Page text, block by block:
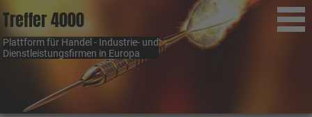
Treffer 4000
Plattform für Handel - Industrie- und
Dienstleistungsfirmen in Europa